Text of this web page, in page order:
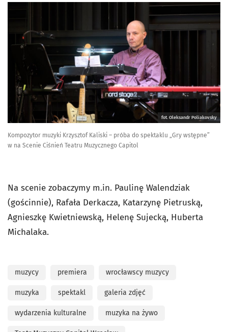
fot. Oleksandr Poliakovsky
Kompozytor muzyki Krzysztof Kaliski – próba do spektaklu „Gry wstępne”
w na Scenie Ciśnień Teatru Muzycznego Capitol
Na scenie zobaczymy m.in. Paulinę Walendziak
(gościnnie), Rafała Derkacza, Katarzynę Pietruską,
Agnieszkę Kwietniewską, Helenę Sujecką, Huberta
Michalaka.
muzycy premiera wrocławscy muzycy
muzyka spektakl galeria zdjęć
wydarzenia kulturalne muzyka na żywo